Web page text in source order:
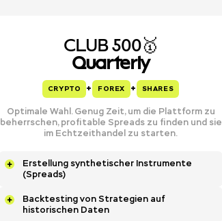
CLUB 500🥇
Quarterly
CRYPTO + FOREX + SHARES
Optimale Wahl. Genug Zeit, um die Plattform zu
beherrschen, profitable Spreads zu finden und sie
im Echtzeithandel zu starten.
Erstellung synthetischer Instrumente
(Spreads)
Backtesting von Strategien auf
historischen Daten